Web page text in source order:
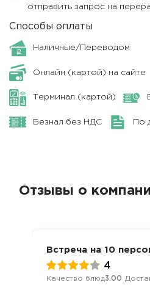
отправить запрос на
Способы оплаты
Наличные/Переводом
Онлайн (картой) на сайте
Терминал (картой)
Безнал без НДС По
Отзывы о
Встреча на 10
4
Качество блюд3.00